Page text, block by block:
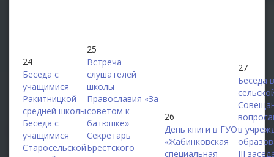
24
Беседа с
учащимися
Ракитницкой
средней школы
Беседа с
учащимися
Старосельской
25
Встреча
слушателей
школы
Православия «За
советом к
батюшке»
Секретарь
Брестского
26
День книги в ГУО
«Жабинковская
специальная
27
Беседа
в
III